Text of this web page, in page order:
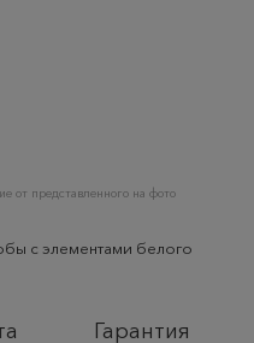
от представленного на фото
с элементами белого
Гарантия